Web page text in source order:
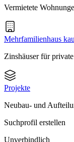
Vermietete
Mehrfamilienhaus
Zinshäuser für
Projekte
Neubau- und
Suchprofil erstellen
Unverbindlich